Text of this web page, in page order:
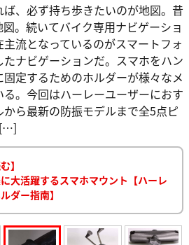
、必ず持ち歩きたいのが地図。昔
。続いてバイク専用ナビゲーショ
流となっているのがスマートフォ
ナビゲーションだ。スマホをハン
定するためのホルダーが様々なメ
。今回はハーレーユーザーにおす
ら最新の防振モデルまで全5点ピ
[…]
】
大活躍するスマホマウント【ハーレ
ダー指南】